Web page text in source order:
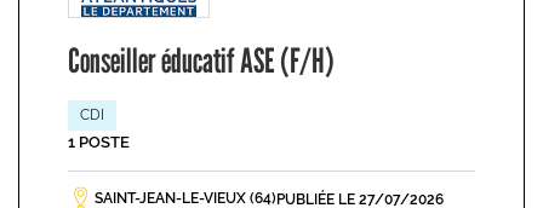
Conseiller éducatif ASE (F/H)
CDI
1 POSTE
SAINT-JEAN-LE-VIEUX (64) PUBLIÉE LE 27/07/2026